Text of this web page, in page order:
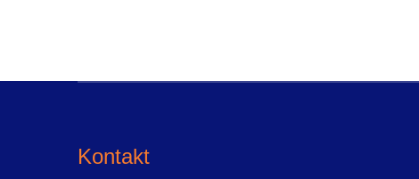
Kontakt